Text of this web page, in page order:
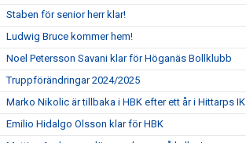
Staben för senior herr klar!
Ludwig Bruce kommer hem!
Noel Petersson Savani klar för Höganäs Bollklubb
Truppförändringar 2024/2025
Marko Nikolic är tillbaka i HBK efter ett år i Hittarps IK
Emilio Hidalgo Olsson klar för HBK